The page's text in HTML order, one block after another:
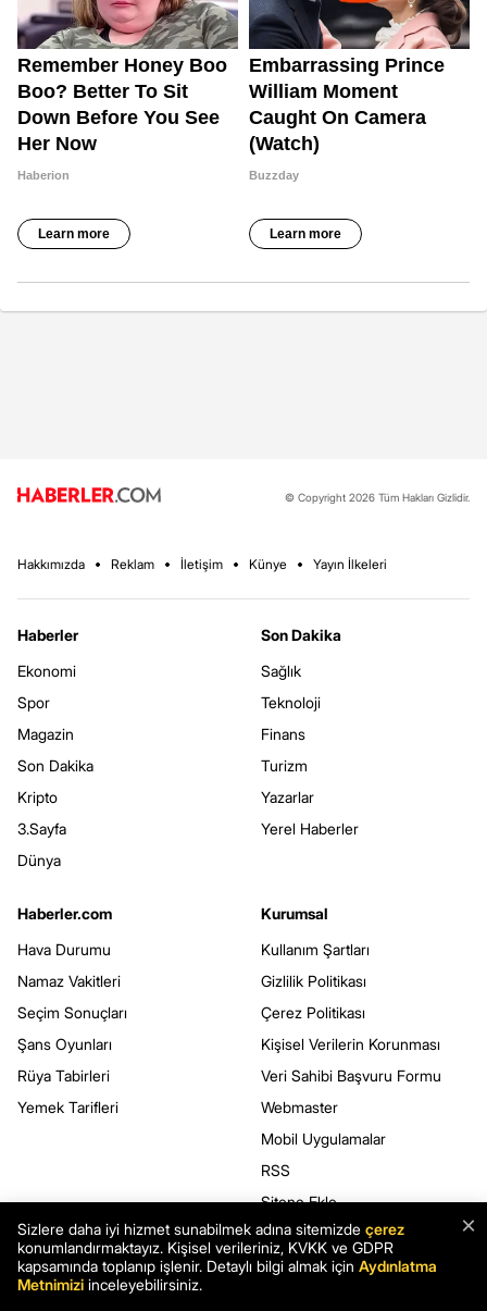
© Copyright 2026 Tüm Hakları Gizlidir.
Hakkımızda Reklam İletişim Künye Yayın İlkeleri
Haberler
Ekonomi
Spor
Magazin
Son Dakika
Kripto
3.Sayfa
Dünya
Son Dakika
Sağlık
Teknoloji
Finans
Turizm
Yazarlar
Yerel Haberler
Haberler.com
Hava Durumu
Namaz Vakitleri
Seçim Sonuçları
Şans Oyunları
Rüya Tabirleri
Yemek Tarifleri
Kurumsal
Kullanım Şartları
Gizlilik Politikası
Çerez Politikası
Kişisel Verilerin Korunması
Veri Sahibi Başvuru Formu
Webmaster
Mobil Uygulamalar
RSS
Sitene Ekle
BİZİ TAKİP EDİN
×
Sizlere daha iyi hizmet sunabilmek adına sitemizde çerez
konumlandırmaktayız. Kişisel verileriniz, KVKK ve GDPR
kapsamında toplanıp işlenir. Detaylı bilgi almak için Aydınlatma
Metnimizi inceleyebilirsiniz.